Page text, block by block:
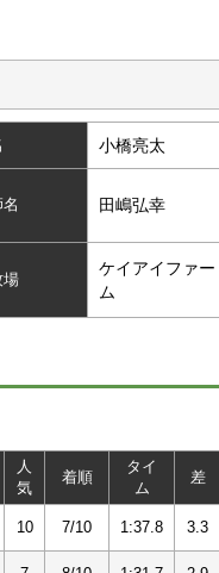
小橋亮太
田嶋弘幸
場
ケイアイファー
ム
人
気
着順
タイ
ム
差
10 7/10 1:37.8 3.3